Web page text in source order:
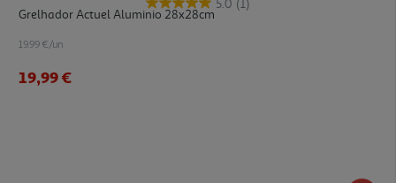
5.0 (1)
Grelhador Actuel Aluminio 28x28cm
19.99 €/un
19,99 €